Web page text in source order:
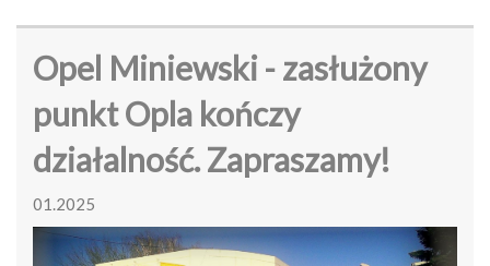
Opel Miniewski - zasłużony
punkt Opla kończy
działalność. Zapraszamy!
01.2025